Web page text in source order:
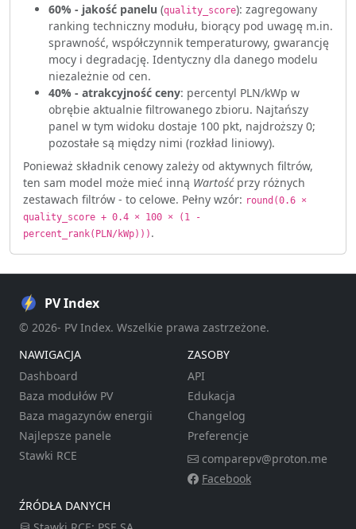
60% - jakość panelu (quality_score): zagregowany
ranking techniczny modułu, biorący pod uwagę m.in.
sprawność, współczynnik temperaturowy, gwarancję
mocy i degradację. Identyczny dla danego modelu
niezależnie od cen.
40% - atrakcyjność ceny: percentyl PLN/kWp w
obrębie aktualnie filtrowanego zbioru. Najtańszy
panel w tym widoku dostaje 100 pkt, najdroższy 0;
pozostałe są między nimi (rozkład liniowy).
Ponieważ składnik cenowy zależy od aktywnych filtrów,
ten sam model może mieć inną Wartośćprzy różnych
zestawach filtrów - to celowe. Pełny wzór: round(0.6 ×
quality_score + 0.4 × 100 × (1 -
percent_rank(PLN/kWp))) .
PV Index
© 2026- PV Index. Wszelkie prawa zastrzeżone.
NAWIGACJA
Dashboard
Baza modułów PV
Baza magazynów energii
Najlepsze panele
Stawki RCE
ZASOBY
API
Edukacja
Changelog
Preferencje
comparepv@proton.me
Facebook
ŹRÓDŁA DANYCH